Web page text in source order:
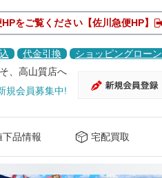
をご覧ください【佐川急便HP】
代金引換 ショッピングローン
、高山質店へ
規会員募集中!
下品情報 宅配買取